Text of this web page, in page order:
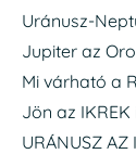
Uránusz-
Jupiter az
Mi várható a
Jön az
URÁNUSZ